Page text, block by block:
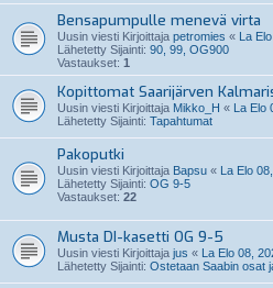
Bensapumpulle menevä virta
Uusin viesti Kirjoittaja petromies « La
Lähetetty Sijainti: 90, 99, OG900
Vastaukset: 1
Kopittomat Saarijärven
Uusin viesti Kirjoittaja Mikko_H « La Elo
Lähetetty Sijainti: Tapahtumat
Pakoputki
Uusin viesti Kirjoittaja Bapsu « La Elo
Lähetetty Sijainti: OG 9-5
Vastaukset: 22
Musta DI-kasetti OG 9-5
Uusin viesti Kirjoittaja jus « La Elo 08,
Lähetetty Sijainti: Ostetaan Saabin osat